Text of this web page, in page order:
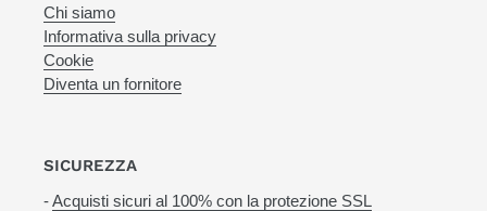
Chi siamo
Informativa sulla privacy
Cookie
Diventa un fornitore
SICUREZZA
-Acquisti sicuri al 100% con la protezione SSL